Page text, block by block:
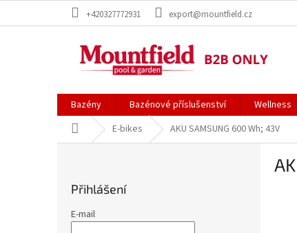
+420327772931 export@mountfield.cz
Bazény Bazénové příslušenství Wellness
Domů E-bikes AKU SAMSUNG 600 Wh; 43V
Přihlášení
E-mail